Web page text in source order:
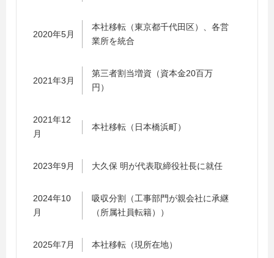
2020年5月
本社移転（東京都千代田区）、各営
業所を統合
2021年3月
第三者割当増資（資本金20百万
円）
2021年12
月
本社移転（日本橋浜町）
2023年9月 大久保 明が代表取締役社長に就任
2024年10
月
吸収分割（工事部門が親会社に承継
（所属社員転籍））
2025年7月 本社移転（現所在地）